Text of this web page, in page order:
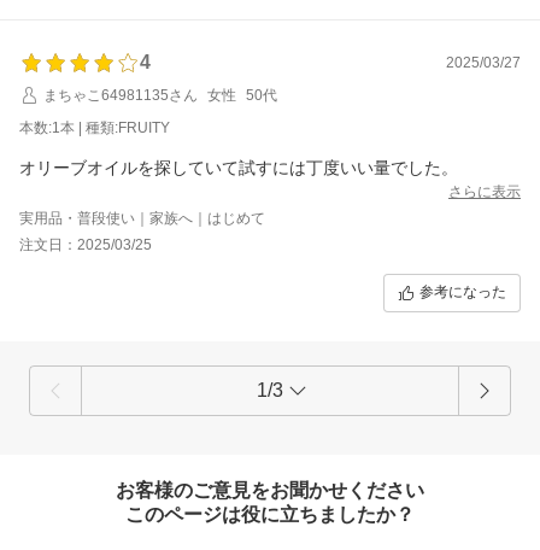
4
2025/03/27
まちゃこ64981135さん
女性
50代
本数:1本 | 種類:FRUITY
オリーブオイルを探していて試すには丁度いい量でした。
さらに表示
実用品・普段使い｜家族へ｜はじめて
注文日：2025/03/25
参考になった
1/3
お客様のご意見をお聞かせください
このページは役に立ちましたか？